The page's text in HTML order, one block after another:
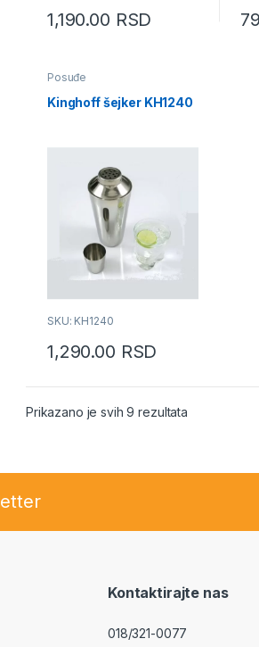
1,190.00 RSD
Posuđe
Kinghoff šejker KH1240
SKU: KH1240
1,290.00 RSD
Prikazano je svih 9 rezultataSortirano po
Kontaktirajte nas
018/321-0077